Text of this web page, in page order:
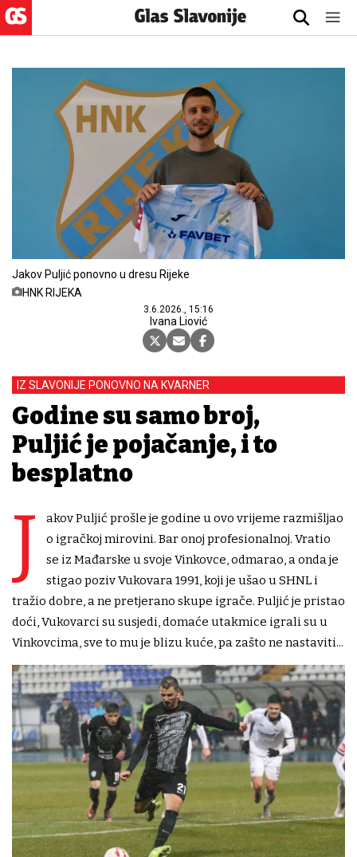
Jakov Puljić ponovno u dresu Rijeke
HNK RIJEKA
3.6.2026., 15:16
Ivana Liović
IZ SLAVONIJE PONOVNO NA KVARNER
Godine su samo broj,
Puljić je pojačanje, i to
besplatno
J
akov Puljić prošle je godine u ovo vrijeme razmišljao
o igračkoj mirovini. Bar onoj profesionalnoj. Vratio
se iz Mađarske u svoje Vinkovce, odmarao, a onda je
stigao poziv Vukovara 1991, koji je ušao u SHNL i
tražio dobre, a ne pretjerano skupe igrače. Puljić je pristao
doći, Vukovarci su susjedi, domaće utakmice igrali su u
Vinkovcima, sve to mu je blizu kuće, pa zašto ne nastaviti...